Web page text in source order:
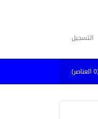
التسجيل
0العناصر)